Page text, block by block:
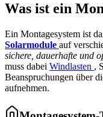
Was ist ein
Ein Montagesystem ist
Solarmodule auf
sichere, dauerhafte und
muss dabei Windlasten ,
Beanspruchungen über
aufnehmen.